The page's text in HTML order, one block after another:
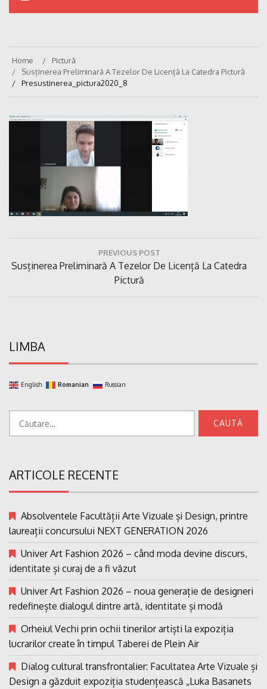
Home
Pictură
Susținerea Preliminară A Tezelor De Licență La Catedra Pictură
Presustinerea_pictura2020_8
articole
PREVIOUS POST
Previous
Susținerea Preliminară A Tezelor De Licență La Catedra
Pictură
LIMBA
English Romanian Russian
ARTICOLE RECENTE
Absolventele Facultății Arte Vizuale și Design, printre
laureații concursului NEXT GENERATION 2026
Univer Art Fashion 2026 – când moda devine discurs,
identitate și curaj de a fi văzut
Univer Art Fashion 2026 – noua generație de designeri
redefinește dialogul dintre artă, identitate și modă
Orheiul Vechi prin ochii tinerilor artiști la expoziția
lucrarilor create în timpul Taberei de Plein Air
Dialog cultural transfrontalier: Facultatea Arte Vizuale și
Design a găzduit expoziția studențească „Luka Basanets